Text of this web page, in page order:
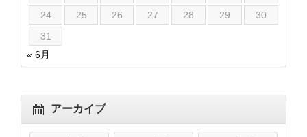
24
25 26 27 28 29
30
31
« 6月
アーカイブ